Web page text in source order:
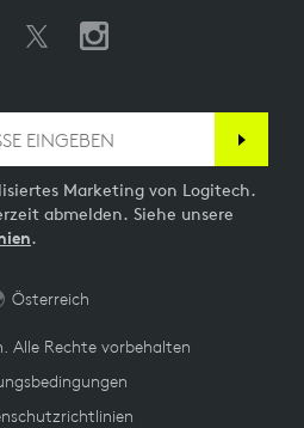
Marketing von Logitech.
abmelden. Siehe unsere
.
Alle Rechte vorbehalten
Österreich